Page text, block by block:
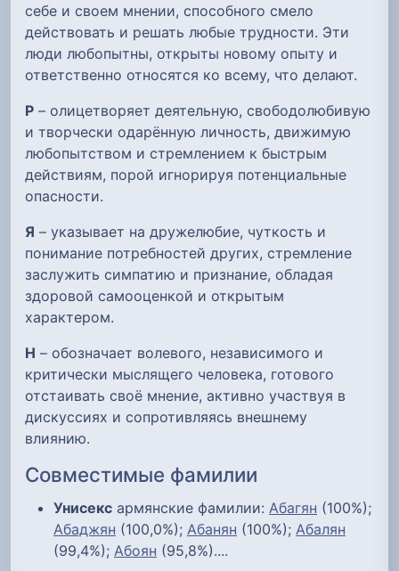
себе и своем мнении, способного смело
действовать и решать любые трудности. Эти
люди любопытны, открыты новому опыту и
ответственно относятся ко всему, что делают.
Р – олицетворяет деятельную, свободолюбивую
и творчески одарённую личность, движимую
любопытством и стремлением к быстрым
действиям, порой игнорируя потенциальные
опасности.
Я – указывает на дружелюбие, чуткость и
понимание потребностей других, стремление
заслужить симпатию и признание, обладая
здоровой самооценкой и открытым
характером.
Н – обозначает волевого, независимого и
критически мыслящего человека, готового
отстаивать своё мнение, активно участвуя в
дискуссиях и сопротивляясь внешнему
влиянию.
Совместимые фамилии
Унисекс армянские фамилии: Абагян (100%);
Абаджян (100,0%); Абанян (100%); Абалян
(99,4%); Абоян (95,8%)....